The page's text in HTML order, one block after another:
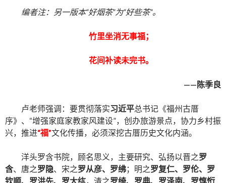
编者注：另一版本“好烟茶”为“好些茶”。
竹里坐消无事福；
花间补读未完书。
——陈季良
卢老师强调：要贯彻落实习近平总书记《福州古厝
序》、“增强家庭家教家风建设”，创办旅游景点，协力乡村振
兴，推进“福”文化传播，必须深挖古厝历史文化内涵。
洋头罗含书院，顾名思义，主要研究、弘扬以晋之罗
含、唐之罗隐、宋之罗从彦、罗绋；明之罗复仁、罗伦、罗
钦顺、罗洪先、罗大纮，清之罗绮、罗典、罗泽南、罗惇㤚